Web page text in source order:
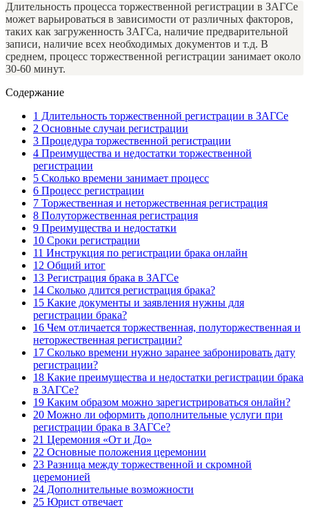
Длительность процесса торжественной регистрации в ЗАГСе
может варьироваться в зависимости от различных факторов,
таких как загруженность ЗАГСа, наличие предварительной
записи, наличие всех необходимых документов и т.д. В
среднем, процесс торжественной регистрации занимает около
30-60 минут.
Содержание
1 Длительность торжественной регистрации в ЗАГСе
2 Основные случаи регистрации
3 Процедура торжественной регистрации
4 Преимущества и недостатки торжественной
регистрации
5 Сколько времени занимает процесс
6 Процесс регистрации
7 Торжественная и неторжественная регистрация
8 Полуторжественная регистрация
9 Преимущества и недостатки
10 Сроки регистрации
11 Инструкция по регистрации брака онлайн
12 Общий итог
13 Регистрация брака в ЗАГСе
14 Сколько длится регистрация брака?
15 Какие документы и заявления нужны для
регистрации брака?
16 Чем отличается торжественная, полуторжественная и
неторжественная регистрации?
17 Сколько времени нужно заранее забронировать дату
регистрации?
18 Какие преимущества и недостатки регистрации брака
в ЗАГСе?
19 Каким образом можно зарегистрироваться онлайн?
20 Можно ли оформить дополнительные услуги при
регистрации брака в ЗАГСе?
21 Церемония «От и До»
22 Основные положения церемонии
23 Разница между торжественной и скромной
церемонией
24 Дополнительные возможности
25 Юрист отвечает